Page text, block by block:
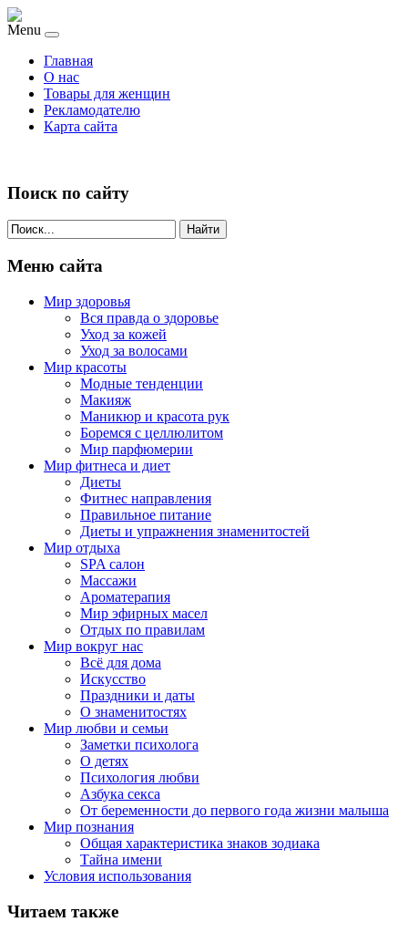
Menu
Главная
О нас
Товары для женщин
Рекламодателю
Карта сайта
Поиск по сайту
Найти
Меню сайта
Мир здоровья
Вся правда о здоровье
Уход за кожей
Уход за волосами
Мир красоты
Модные тенденции
Макияж
Маникюр и красота рук
Боремся с целлюлитом
Мир парфюмерии
Мир фитнеса и диет
Диеты
Фитнес направления
Правильное питание
Диеты и упражнения знаменитостей
Мир отдыха
SPA салон
Массажи
Ароматерапия
Мир эфирных масел
Отдых по правилам
Мир вокруг нас
Всё для дома
Искусство
Праздники и даты
О знаменитостях
Мир любви и семьи
Заметки психолога
О детях
Психология любви
Азбука секса
От беременности до первого года жизни малыша
Мир познания
Общая характеристика знаков зодиака
Тайна имени
Условия использования
Читаем также